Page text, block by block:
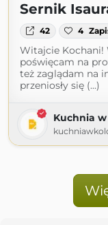
Sernik
42 4
Witajcie Kochani!
poświęcam na
też zaglądam na
przeniosły się (...)
Kuchnia